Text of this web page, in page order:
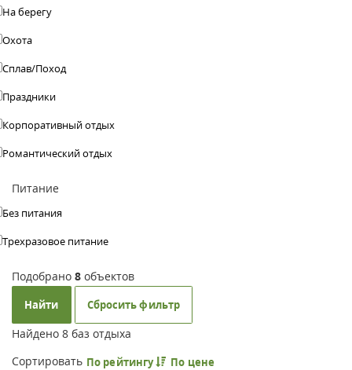
На берегу
Охота
Сплав/Поход
Праздники
Корпоративный отдых
Романтический отдых
Питание
Без питания
Трехразовое питание
Подобрано 8 объектов
Найти Сбросить фильтр
Найдено 8 баз отдыха
Сортировать По рейтингу По цене